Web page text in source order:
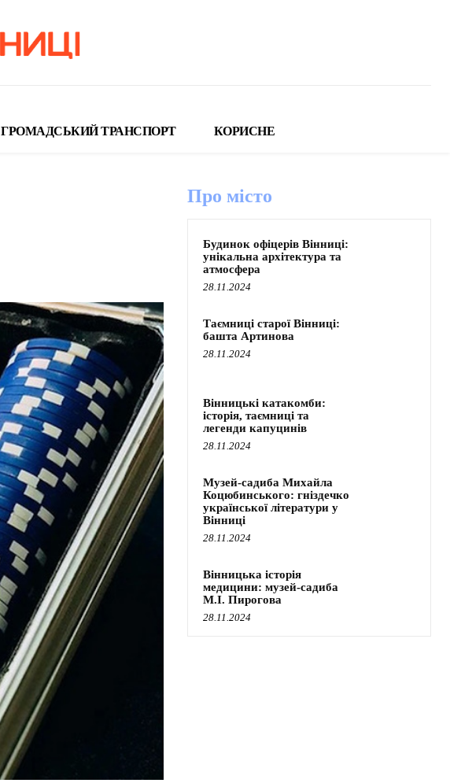
ГРОМАДСЬКИЙ ТРАНСПОРТ КОРИСНЕ
Про місто
Будинок офіцерів Вінниці:
унікальна архітектура та
атмосфера
28.11.2024
Таємниці старої Вінниці:
башта Артинова
28.11.2024
Вінницькі катакомби:
історія, таємниці та
легенди капуцинів
28.11.2024
Музей-садиба Михайла
Коцюбинського: гніздечко
української літератури у
Вінниці
28.11.2024
Вінницька історія
медицини: музей-садиба
М.І. Пирогова
28.11.2024